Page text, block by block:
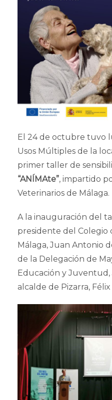
El 24 de octubre tuvo
Usos Múltiples de la
primer taller de
“ANÍMAte”, impartido
Veterinarios de Málaga.
A la inauguración del
presidente del Colegio
Málaga, Juan Antonio
de la Delegación de
Educación y Juventud,
alcalde de Pizarra, Félix